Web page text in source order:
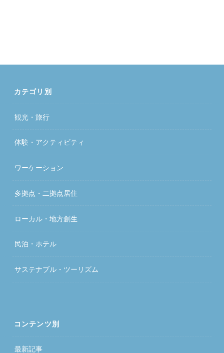
カテゴリ別
観光・旅行
体験・アクティビティ
ワーケーション
多拠点・二拠点居住
ローカル・地方創生
民泊・ホテル
サステナブル・ツーリズム
コンテンツ別
最新記事